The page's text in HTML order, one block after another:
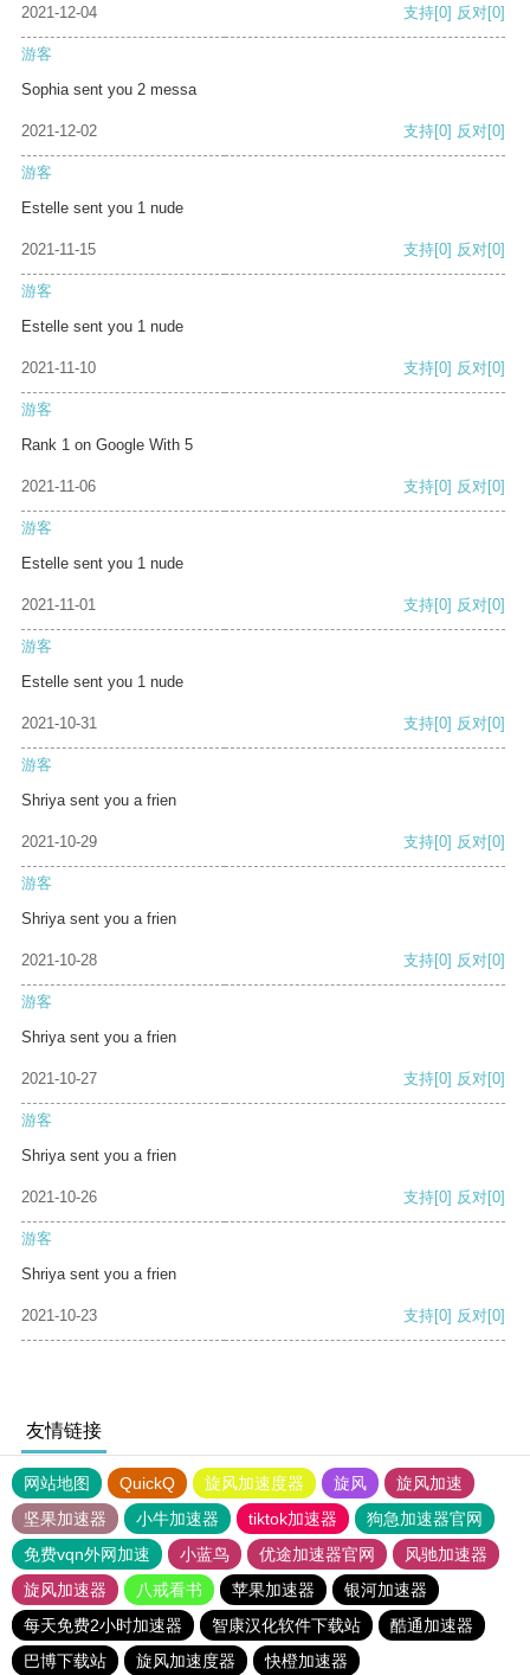
2021-12-04 支持[0] 反对[0]
游客
Sophia sent you 2 messa
2021-12-02 支持[0] 反对[0]
游客
Estelle sent you 1 nude
2021-11-15 支持[0] 反对[0]
游客
Estelle sent you 1 nude
2021-11-10 支持[0] 反对[0]
游客
Rank 1 on Google With 5
2021-11-06 支持[0] 反对[0]
游客
Estelle sent you 1 nude
2021-11-01 支持[0] 反对[0]
游客
Estelle sent you 1 nude
2021-10-31 支持[0] 反对[0]
游客
Shriya sent you a frien
2021-10-29 支持[0] 反对[0]
游客
Shriya sent you a frien
2021-10-28 支持[0] 反对[0]
游客
Shriya sent you a frien
2021-10-27 支持[0] 反对[0]
游客
Shriya sent you a frien
2021-10-26 支持[0] 反对[0]
游客
Shriya sent you a frien
2021-10-23 支持[0] 反对[0]
友情链接
网站地图 QuickQ 旋风加速度器 旋风
旋风加速
坚果加速器
小牛加速器 tiktok加速器
狗急加速器官网
免费vqn外网加速
小蓝鸟 优途加速器官网
风驰加速器
旋风加速器
八戒看书 苹果加速器
银河加速器
每天免费2小时加速器
智康汉化软件下载站
酷通加速器
巴博下载站
旋风加速度器 快橙加速器